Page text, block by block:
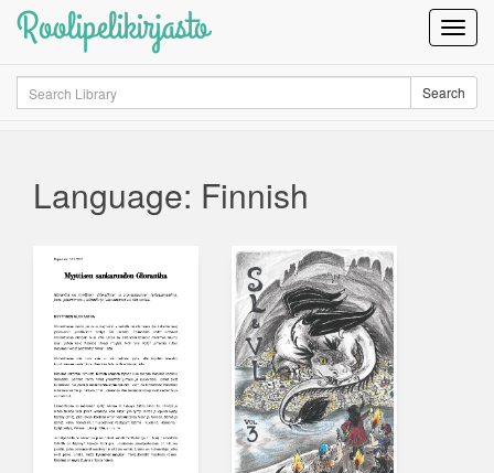
Roolipelikirjasto
Search Search
Language: Finnish